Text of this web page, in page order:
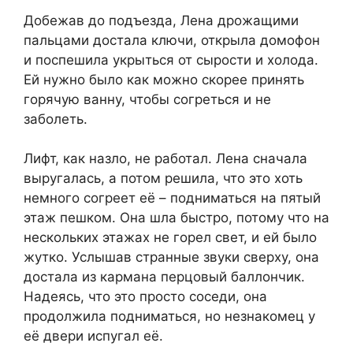
Добежав до подъезда, Лена дрожащими
пальцами достала ключи, открыла домофон
и поспешила укрыться от сырости и холода.
Ей нужно было как можно скорее принять
горячую ванну, чтобы согреться и не
заболеть.
Лифт, как назло, не работал. Лена сначала
выругалась, а потом решила, что это хоть
немного согреет её – подниматься на пятый
этаж пешком. Она шла быстро, потому что на
нескольких этажах не горел свет, и ей было
жутко. Услышав странные звуки сверху, она
достала из кармана перцовый баллончик.
Надеясь, что это просто соседи, она
продолжила подниматься, но незнакомец у
её двери испугал её.